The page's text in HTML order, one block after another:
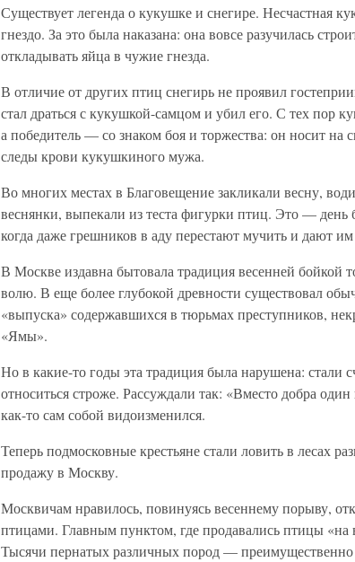
Существует легенда о кукушке и снегире. Несчастная
гнездо. За это была наказана: она вовсе разучилась
откладывать яйца в чужие гнезда.
В отличие от других птиц снегирь не проявил
стал драться с кукушкой-самцом и убил его. С тех пор
а победитель — со знаком боя и торжества: он носит на
следы крови кукушкиного мужа.
Во многих местах в Благовещение закликали весну,
веснянки, выпекали из теста фигурки птиц. Это — день
когда даже грешников в аду перестают мучить и дают
В Москве издавна бытовала традиция весенней бойкой
волю. В еще более глубокой древности существовал
«выпуска» содержавшихся в тюрьмах преступников,
«Ямы».
Но в какие-то годы эта традиция была нарушена: стали
относиться строже. Рассуждали так: «Вместо добра
как-то сам собой видоизменился.
Теперь подмосковные крестьяне стали ловить в лесах
продажу в Москву.
Москвичам нравилось, повинуясь весеннему порыву,
птицами. Главным пунктом, где продавались птицы «на
Тысячи пернатых различных пород —